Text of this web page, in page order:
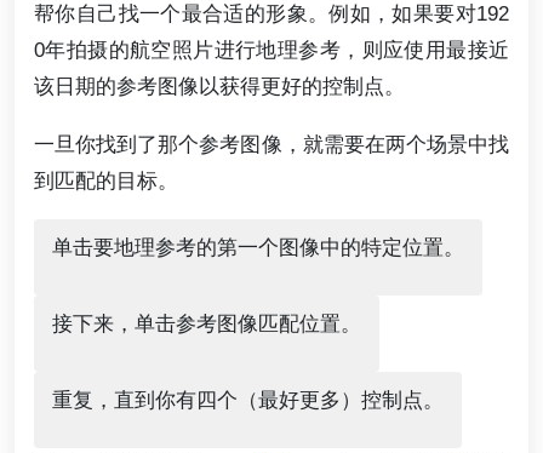
帮你自己找一个最合适的形象。例如，如果要对192
0年拍摄的航空照片进行地理参考，则应使用最接近
该日期的参考图像以获得更好的控制点。
一旦你找到了那个参考图像，就需要在两个场景中找
到匹配的目标。
单击要地理参考的第一个图像中的特定位置。
接下来，单击参考图像匹配位置。
重复，直到你有四个（最好更多）控制点。